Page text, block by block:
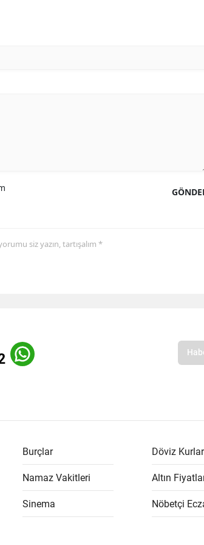
siz yazın, tartışalım *
Burçlar
Namaz Vakitleri
Sinema
Döviz
Altın
Nöbetçi